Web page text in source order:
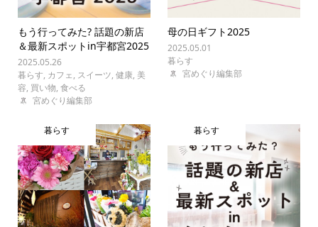
もう行ってみた? 話題の新店
＆最新スポットin宇都宮2025
2025.05.26
暮らす, カフェ, スイーツ, 健康, 美
容, 買い物, 食べる
宮めぐり編集部
母の日ギフト2025
2025.05.01
暮らす
宮めぐり編集部
暮らす 暮らす